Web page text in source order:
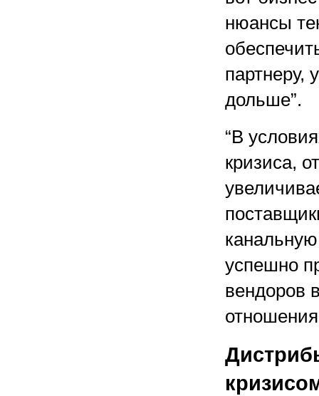
нюансы
партнеру,
дольше”.
“В
кризиса,
успешно
вендоров